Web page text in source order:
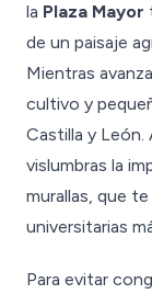
la Plaza Mayor
de un paisaje
Mientras
cultivo y
Castilla y León.
vislumbras la
murallas, que
universitarias
Para evitar